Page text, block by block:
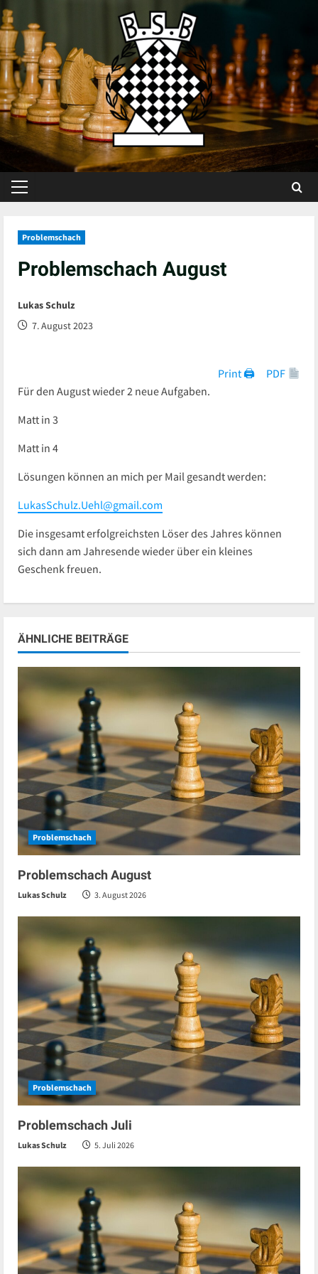
Skip
to
content
Primary
Problemschach
Problemschach August
Lukas Schulz
7. August 2023
Print 🖨
PDF
Für den August wieder 2 neue Aufgaben.
Matt in 3
Matt in 4
Lösungen können an mich per Mail gesandt werden:
LukasSchulz.Uehl@gmail.com
Die insgesamt erfolgreichsten Löser des Jahres können
sich dann am Jahresende wieder über ein kleines
Geschenk freuen.
ÄHNLICHE BEITRÄGE
Problemschach
Problemschach August
Lukas Schulz 3. August 2026
Problemschach
Problemschach Juli
Lukas Schulz 5. Juli 2026